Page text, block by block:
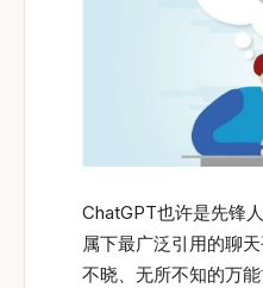
ChatGPT也许是先锋
属下最广泛引用的聊
不晓、无所不知的万